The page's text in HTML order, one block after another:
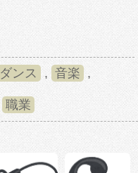
ダンス , 音楽 ,
職業